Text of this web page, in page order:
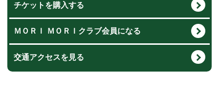
チケットを購入する
ＭＯＲＩ ＭＯＲＩクラブ会員になる
交通アクセスを見る